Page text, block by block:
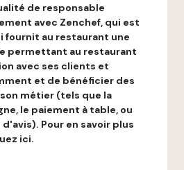
de responsable
avec Zenchef, qui est
fournit au restaurant une
permettant au restaurant
avec ses clients et
et de bénéficier des
métier (tels que la
le paiement à table, ou
Pour en savoir plus
ici.